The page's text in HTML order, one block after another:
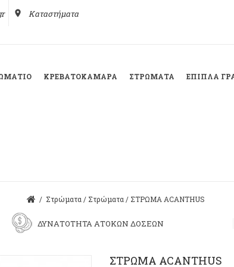
place Καταστήματα
ΚΡΕΒΑΤΟΚΆΜΑΡΑ ΣΤΡΏΜΑΤΑ ΈΠΙΠΛΑ
/ Στρώματα / Στρώματα / ΣΤΡΩΜΑ ACANTHUS
ΔΥΝΑΤΟΤΗΤΑ ΑΤΟΚΩΝ ΔΟΣΕΩΝ
ΣΤΡΩΜΑ ACANTHUS